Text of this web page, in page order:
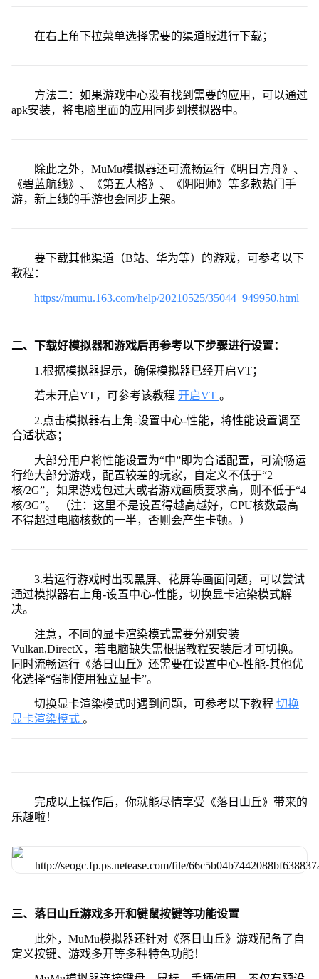
在右上角下拉菜单选择需要的渠道服进行下载；
方法二：如果游戏中心没有找到需要的应用，可以通过
apk安装，将电脑里面的应用同步到模拟器中。
除此之外，MuMu模拟器还可流畅运行《明日方舟》、
《碧蓝航线》、《第五人格》、《阴阳师》等多款热门手
游，新上线的手游也会同步上架。
要下载其他渠道（B站、华为等）的游戏，可参考以下
教程：
https://mumu.163.com/help/20210525/35044_949950.html
二、下载好模拟器和游戏后再参考以下步骤进行设置：
1.根据模拟器提示，确保模拟器已经开启VT；
若未开启VT，可参考该教程 开启VT 。
2.点击模拟器右上角-设置中心-性能，将性能设置调至
合适状态；
大部分用户将性能设置为“中”即为合适配置，可流畅运
行绝大部分游戏，配置较差的玩家，自定义不低于“2
核/2G”，如果游戏包过大或者游戏画质要求高，则不低于“4
核/3G”。 （注：这里不是设置得越高越好，CPU核数最高
不得超过电脑核数的一半，否则会产生卡顿。）
3.若运行游戏时出现黑屏、花屏等画面问题，可以尝试
通过模拟器右上角-设置中心-性能，切换显卡渲染模式解
决。
注意，不同的显卡渲染模式需要分别安装
Vulkan,DirectX，若电脑缺失需根据教程安装后才可切换。
同时流畅运行《落日山丘》还需要在设置中心-性能-其他优
化选择“强制使用独立显卡”。
切换显卡渲染模式时遇到问题，可参考以下教程 切换
显卡渲染模式 。
完成以上操作后，你就能尽情享受《落日山丘》带来的
乐趣啦！
三、落日山丘游戏多开和键鼠按键等功能设置
此外，MuMu模拟器还针对《落日山丘》游戏配备了自
定义按键、游戏多开等多种特色功能！